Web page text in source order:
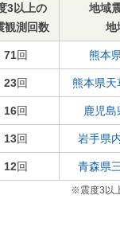
3以上の
観測回数
地域
地
71回 熊本
23回 熊本県天
16回 鹿児島
13回 岩手県
12回 青森県
※震度3以